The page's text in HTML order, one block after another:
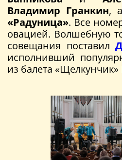
Владимир Гранкин,
«Радуница». Все
овацией. Волшебную
совещания поставил
исполнивший
из балета